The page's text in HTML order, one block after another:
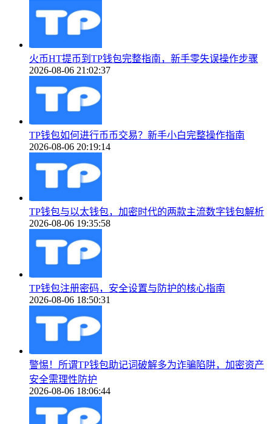
火币HT提币到TP钱包完整指南，新手零失误操作步骤
2026-08-06 21:02:37
TP钱包如何进行币币交易？新手小白完整操作指南
2026-08-06 20:19:14
TP钱包与以太钱包，加密时代的两款主流数字钱包解析
2026-08-06 19:35:58
TP钱包注册密码，安全设置与防护的核心指南
2026-08-06 18:50:31
警惕！所谓TP钱包助记词破解多为诈骗陷阱，加密资产
安全需理性防护
2026-08-06 18:06:44